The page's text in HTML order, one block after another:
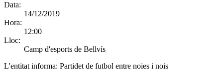
Data:
14/12/2019
Hora:
12:00
Lloc:
Camp d'esports de Bellvís
L'entitat informa: Partidet de futbol entre noies i nois